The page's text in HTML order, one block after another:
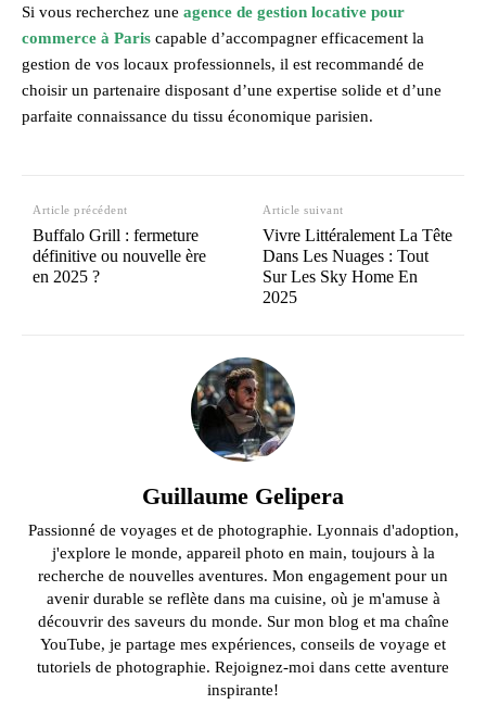
Si vous recherchez une agence de gestion locative pour
commerce à Paris capable d’accompagner efficacement la
gestion de vos locaux professionnels, il est recommandé de
choisir un partenaire disposant d’une expertise solide et d’une
parfaite connaissance du tissu économique parisien.
Article précédent
Buffalo Grill : fermeture
définitive ou nouvelle ère
en 2025 ?
Article suivant
Vivre Littéralement La Tête
Dans Les Nuages : Tout
Sur Les Sky Home En
2025
Guillaume Gelipera
Passionné de voyages et de photographie. Lyonnais d'adoption,
j'explore le monde, appareil photo en main, toujours à la
recherche de nouvelles aventures. Mon engagement pour un
avenir durable se reflète dans ma cuisine, où je m'amuse à
découvrir des saveurs du monde. Sur mon blog et ma chaîne
YouTube, je partage mes expériences, conseils de voyage et
tutoriels de photographie. Rejoignez-moi dans cette aventure
inspirante!